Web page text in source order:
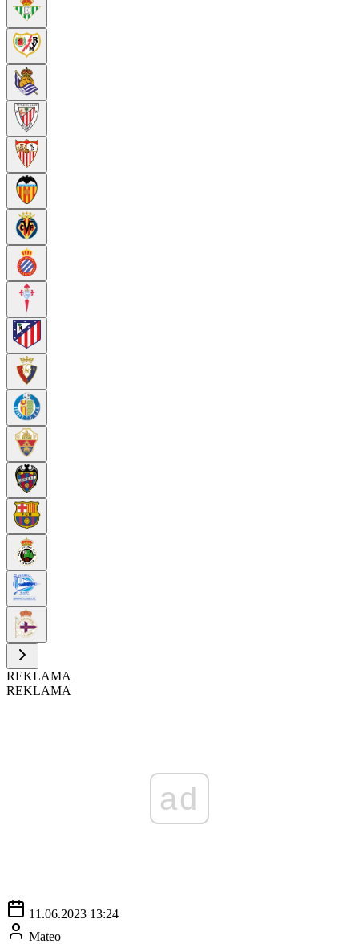
REKLAMA
REKLAMA
ad
11.06.2023 13:24
Mateo